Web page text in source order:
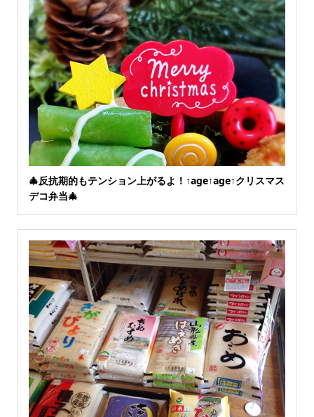
🎄反抗期的もテンション上がるよ！↑age↑age↑クリスマス
デコ弁当🎄